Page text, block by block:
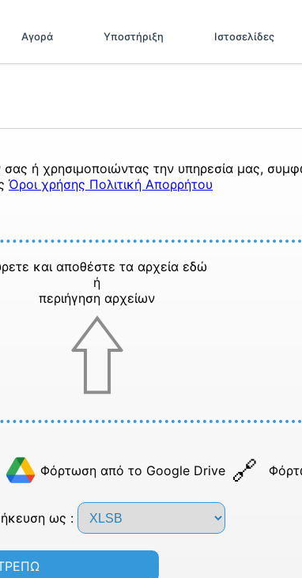
Αγορά Υποστήριξη Ιστοσελίδες
ή χρησιμοποιώντας την υπηρεσία μας,
Όροι χρήσης Πολιτική Απορρήτου
και αποθέστε τα αρχεία εδώ
ή
περιήγηση αρχείων
Φόρτωση από το Google Drive
ως :